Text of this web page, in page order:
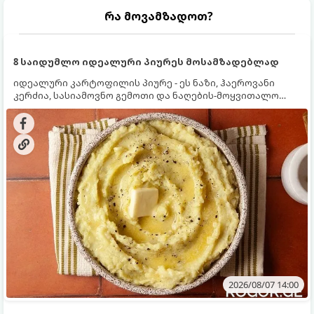
რა მოვამზადოთ?
8 საიდუმლო იდეალური პიურეს მოსამზადებლად
იდეალური კარტოფილის პიურე - ეს ნაზი, ჰაეროვანი
კერძია, სასიამოვნო გემოთი და ნაღების-მოყვითალო
ფერით. მისი მომზადება ძალიან მარტივია, მაგრამ
არსებობს რამდენიმე საიდუმლო, რომლებიც უნდა
იცოდეთ, რომ პიურე იდეალურად გემრიელი გამოვიდეს.
2026/08/07 14:00